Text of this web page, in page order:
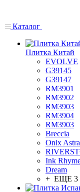
Каталог
Плитка Китай
EVOLVE
G39145
G39147
RM3901
RM3902
RM3903
RM3904
RM3903
Breccia
Onix
Ink
Dream
+ ЕЩЕ 3